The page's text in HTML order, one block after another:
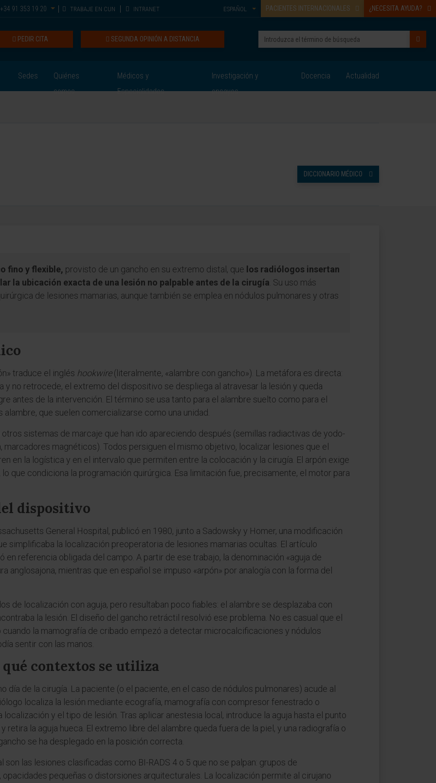
+34 91 353 19 20 TRABAJE EN CUN INTRANET PACIENTES INTERNACIONALES ¿NECESITA AYUDA?
ESPAÑOL
SEGUNDA OPINIÓN A DISTANCIA
PEDIR CITA
Sedes
Quiénes
somos
Médicos y
Especialidades
Investigación y
ensayos
Docencia Actualidad
DICCIONARIO MÉDICO
fino y flexible, provisto de un gancho en su extremo distal, que los radiólogos insertan
la ubicación exacta de una lesión no palpable antes de la cirugía . Su uso más
de lesiones mamarias, aunque también se emplea en nódulos pulmonares y otras
traduce el inglés hookwire(literalmente, «alambre con gancho»). La metáfora es directa:
y no retrocede, el extremo del dispositivo se despliega al atravesar la lesión y queda
antes de la intervención. El término se usa tanto para el alambre suelto como para el
alambre, que suelen comercializarse como una unidad.
sistemas de marcaje que han ido apareciendo después (semillas radiactivas de yodo-
magnéticos). Todos persiguen el mismo objetivo, localizar lesiones que el
en la logística y en el intervalo que permiten entre la colocación y la cirugía. El arpón exige
que condiciona la programación quirúrgica. Esa limitación fue, precisamente, el motor para
dispositivo
General Hospital, publicó en 1980, junto a Sadowsky y Homer, una modificación
simplificaba la localización preoperatoria de lesiones mamarias ocultas. El artículo
en referencia obligada del campo. A partir de ese trabajo, la denominación «aguja de
anglosajona, mientras que en español se impuso «arpón» por analogía con la forma del
de localización con aguja, pero resultaban poco fiables: el alambre se desplazaba con
la lesión. El diseño del gancho retráctil resolvió ese problema. No es casual que el
la mamografía de cribado empezó a detectar microcalcificaciones y nódulos
sentir con las manos.
qué contextos se utiliza
día de la cirugía. La paciente (o el paciente, en el caso de nódulos pulmonares) acude al
localiza la lesión mediante ecografía, mamografía con compresor fenestrado o
y el tipo de lesión. Tras aplicar anestesia local, introduce la aguja hasta el punto
retira la aguja hueca. El extremo libre del alambre queda fuera de la piel, y una radiografía o
se ha desplegado en la posición correcta.
son las lesiones clasificadas como BI-RADS 4 o 5 que no se palpan: grupos de
pequeñas o distorsiones arquitecturales. La localización permite al cirujano